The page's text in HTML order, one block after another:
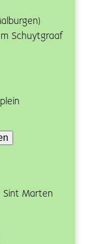
Schuytgraaf
Sint Marten